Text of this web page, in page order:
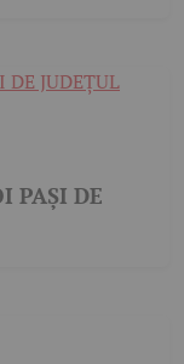
PAȘI DE